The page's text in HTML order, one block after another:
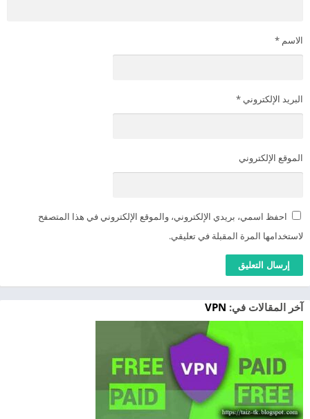
الاسم *
البريد الإلكتروني *
الموقع الإلكتروني
احفظ اسمي، بريدي الإلكتروني، والموقع الإلكتروني في هذا المتصفح
لاستخدامها المرة المقبلة في تعليقي.
آخر المقالات في: VPN